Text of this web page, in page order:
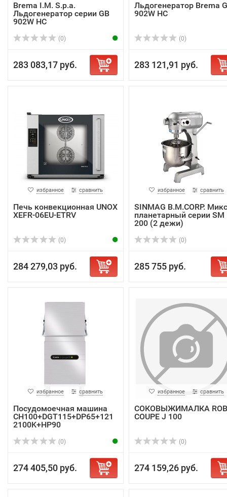
Brema I.M. S.p.a.
Льдогенератор серии GB
902W HC
(0)
283 083,17 руб.
Льдогенератор Brema
902W HC
(0)
283 121,91 руб.
избранное сравнить
Печь конвекционная UNOX
XEFR-06EU-ETRV
(0)
284 279,03 руб.
избранное сравнить
SINMAG B.M.CORP.
планетарный серии SМ
200 (2 дежи)
(0)
285 755 руб.
избранное сравнить
Посудомоечная машина
CH100+DGT115+DP65+121
2100K+HP90
(0)
274 405,50 руб.
избранное сравнить
СОКОВЫЖИМАЛКА
COUPE J 100
(0)
274 159,26 руб.